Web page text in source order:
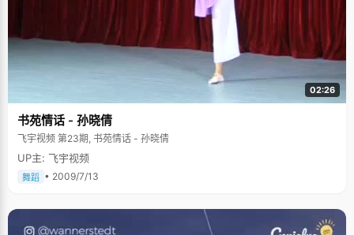
02:26
书苑情话 - 孙晓倩
飞宇视频 第23期, 书苑情话 - 孙晓倩
UP主: 飞宇视频
舞蹈 • 2009/7/13